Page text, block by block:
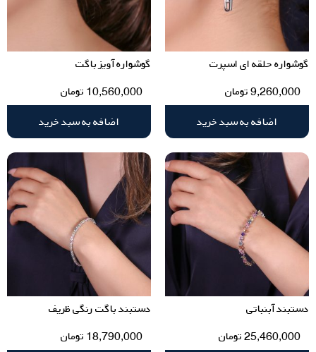
گوشواره حلقه ای اسپرت
9,260,000تومان
اضافه به سبد خرید
گوشواره آویز باگت
10,560,000 تومان
اضافه به سبد خرید
دستبند آبنباتی
25,460,000تومان
دستبند باگت رنگی ظریف
18,790,000 تومان